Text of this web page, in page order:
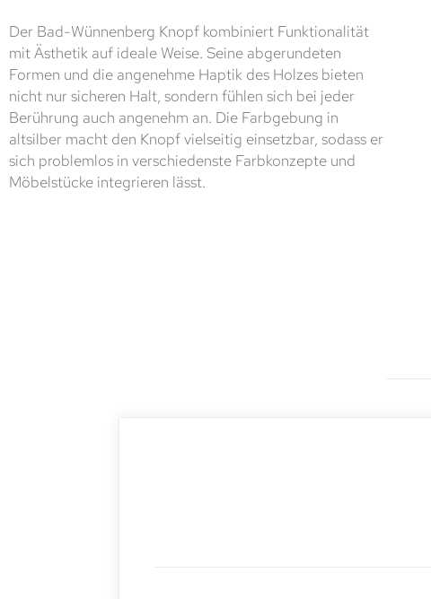
Der Bad-Wünnenberg Knopf kombiniert Funktionalität
mit Ästhetik auf ideale Weise. Seine abgerundeten
Formen und die angenehme Haptik des Holzes bieten
nicht nur sicheren Halt, sondern fühlen sich bei jeder
Berührung auch angenehm an. Die Farbgebung in
altsilber macht den Knopf vielseitig einsetzbar, sodass er
sich problemlos in verschiedenste Farbkonzepte und
Möbelstücke integrieren lässt.